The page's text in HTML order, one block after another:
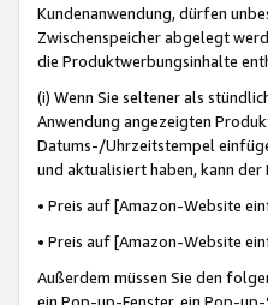
Kundenanwendung, dürfen
Zwischenspeicher abgelegt
die Produktwerbungsinhalte
(i) Wenn Sie seltener als
Anwendung angezeigten
Datums-/Uhrzeitstempel
und aktualisiert haben, kann
• Preis auf [Amazon-Website
• Preis auf [Amazon-Website
Außerdem müssen Sie den
ein Pop-up-Fenster, ein Pop-